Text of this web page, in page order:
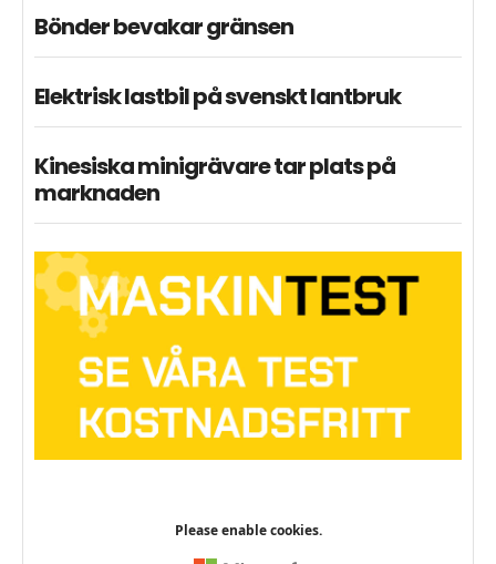
Bönder bevakar gränsen
Elektrisk lastbil på svenskt lantbruk
Kinesiska minigrävare tar plats på
marknaden